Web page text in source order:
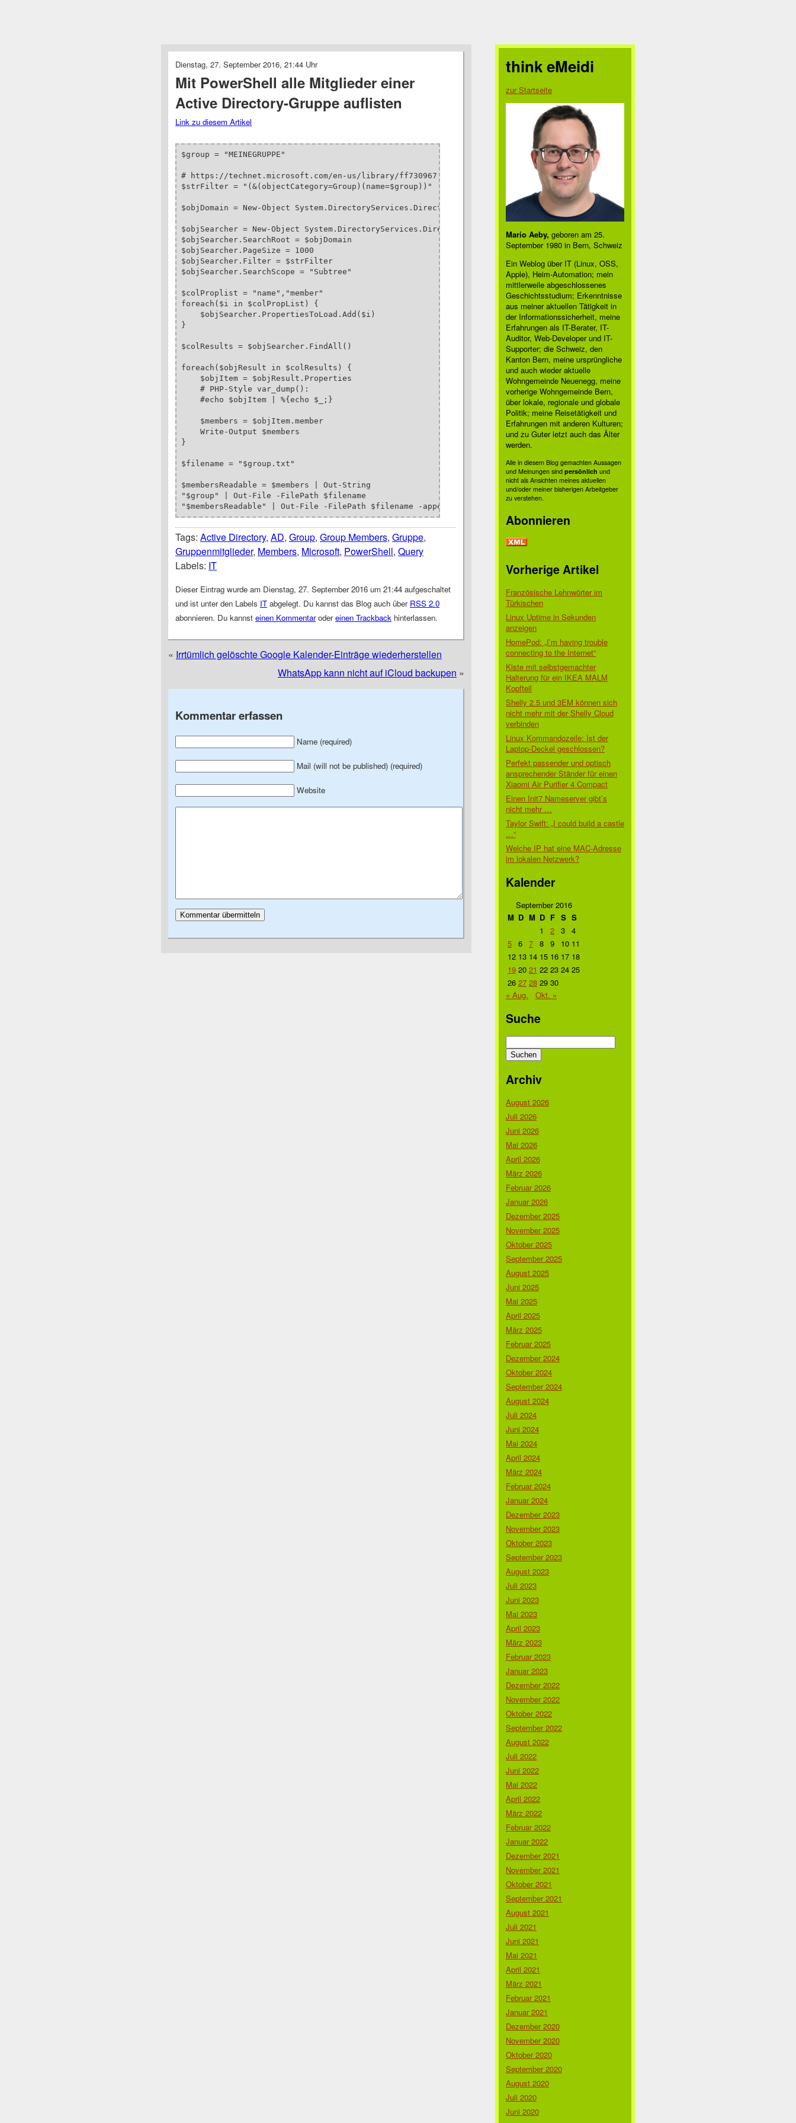
Dienstag, 27. September 2016, 21:44 Uhr
Mit PowerShell alle Mitglieder einer
Active Directory-Gruppe auflisten
Link zu diesem Artikel
$group = "MEINEGRUPPE"
# https://technet.microsoft.com/en-us/library/ff730967.aspx
$strFilter = "(&(objectCategory=Group)(name=$group))"
$objDomain = New-Object System.DirectoryServices.DirectoryEntry
$objSearcher = New-Object System.DirectoryServices.DirectorySearcher
$objSearcher.SearchRoot = $objDomain
$objSearcher.PageSize = 1000
$objSearcher.Filter = $strFilter
$objSearcher.SearchScope = "Subtree"
$colProplist = "name","member"
foreach($i in $colPropList) {
    $objSearcher.PropertiesToLoad.Add($i)
}
$colResults = $objSearcher.FindAll()
foreach($objResult in $colResults) {
    $objItem = $objResult.Properties
    # PHP-Style var_dump():
    #echo $objItem | %{echo $_;}
    $members = $objItem.member
    Write-Output $members
}
$filename = "$group.txt"
$membersReadable = $members | Out-String
"$group" | Out-File -FilePath $filename
"$membersReadable" | Out-File -FilePath $filename -append
Tags: Active Directory, AD, Group, Group Members, Gruppe,
Gruppenmitglieder, Members, Microsoft, PowerShell, Query
Labels: IT
Dieser Eintrag wurde am Dienstag, 27. September 2016 um 21:44 aufgeschaltet
und ist unter den Labels IT abgelegt. Du kannst das Blog auch über RSS 2.0
abonnieren. Du kannst einen Kommentarodereinen Trackback hinterlassen.
« Irrtümlich gelöschte Google Kalender-Einträge wiederherstellen
WhatsApp kann nicht auf iCloud backupen »
Kommentar erfassen
Name (required)
Mail (will not be published) (required)
Website
think eMeidi
zur Startseite
Mario Aeby, geboren am 25.
September 1980 in Bern, Schweiz
Ein Weblog über IT (Linux, OSS,
Apple), Heim-Automation; mein
mittlerweile abgeschlossenes
Geschichtsstudium; Erkenntnisse
aus meiner aktuellen Tätigkeit in
der Informationssicherheit, meine
Erfahrungen als IT-Berater, IT-
Auditor, Web-Developer und IT-
Supporter; die Schweiz, den
Kanton Bern, meine ursprüngliche
und auch wieder aktuelle
Wohngemeinde Neuenegg, meine
vorherige Wohngemeinde Bern,
über lokale, regionale und globale
Politik; meine Reisetätigkeit und
Erfahrungen mit anderen Kulturen;
und zu Guter letzt auch das Älter
werden.
Alle in diesem Blog gemachten Aussagen
und Meinungen sind persönlich und
nicht als Ansichten meines aktuellen
und/oder meiner bisherigen Arbeitgeber
zu verstehen.
Abonnieren
Vorherige Artikel
Französische Lehnwörter im
Türkischen
Linux Uptime in Sekunden
anzeigen
HomePod: „I’m having trouble
connecting to the Internet“
Kiste mit selbstgemachter
Halterung für ein IKEA MALM
Kopfteil
Shelly 2.5 und 3EM können sich
nicht mehr mit der Shelly Cloud
verbinden
Linux Kommandozeile: Ist der
Laptop-Deckel geschlossen?
Perfekt passender und optisch
ansprechender Ständer für einen
Xiaomi Air Purifier 4 Compact
Einen Init7 Nameserver gibt’s
nicht mehr …
Taylor Swift: „I could build a castle
…“
Welche IP hat eine MAC-Adresse
im lokalen Netzwerk?
Kalender
September 2016
M D M D F S S
1
2 3 4
5 6 7 8 9 10 11
12 13 14 15 16 17 18
19 20 21 22 23 24 25
26 27 28 29 30
« Aug.
Okt. »
Suche
nach:
Archiv
August 2026
Juli 2026
Juni 2026
Mai 2026
April 2026
März 2026
Februar 2026
Januar 2026
Dezember 2025
November 2025
Oktober 2025
September 2025
August 2025
Juni 2025
Mai 2025
April 2025
März 2025
Februar 2025
Dezember 2024
Oktober 2024
September 2024
August 2024
Juli 2024
Juni 2024
Mai 2024
April 2024
März 2024
Februar 2024
Januar 2024
Dezember 2023
November 2023
Oktober 2023
September 2023
August 2023
Juli 2023
Juni 2023
Mai 2023
April 2023
März 2023
Februar 2023
Januar 2023
Dezember 2022
November 2022
Oktober 2022
September 2022
August 2022
Juli 2022
Juni 2022
Mai 2022
April 2022
März 2022
Februar 2022
Januar 2022
Dezember 2021
November 2021
Oktober 2021
September 2021
August 2021
Juli 2021
Juni 2021
Mai 2021
April 2021
März 2021
Februar 2021
Januar 2021
Dezember 2020
November 2020
Oktober 2020
September 2020
August 2020
Juli 2020
Juni 2020